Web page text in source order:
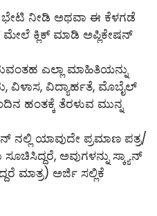
ನೀಡಿ ಅಥವಾ ಈ ಕೆಳಗಡೆ
ಕ್ಲಿಕ್ ಮಾಡಿ ಅಪ್ಲಿಕೇಷನ್
ಎಲ್ಲಾ ಮಾಹಿತಿಯನ್ನು
ವಿದ್ಯಾರ್ಹತೆ, ಮೊಬೈಲ್
ಹಂತಕ್ಕೆ ತೆರಳುವ ಮುನ್ನ
ನಲ್ಲಿ ಯಾವುದೇ ಪ್ರಮಾಣ ಪತ್ರ/
ಅವುಗಳನ್ನು ಸ್ಕ್ಯಾನ್
ಮಾತ್ರ) ಅರ್ಜಿ ಸಲ್ಲಿಕೆ